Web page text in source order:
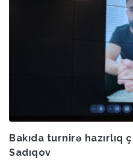
Bakıda turnirə hazırlıq
Sadıqov